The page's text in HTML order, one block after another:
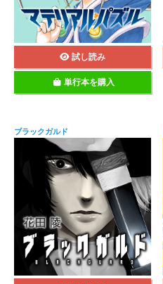
試し読み
単行本を購入
ブラックガルド